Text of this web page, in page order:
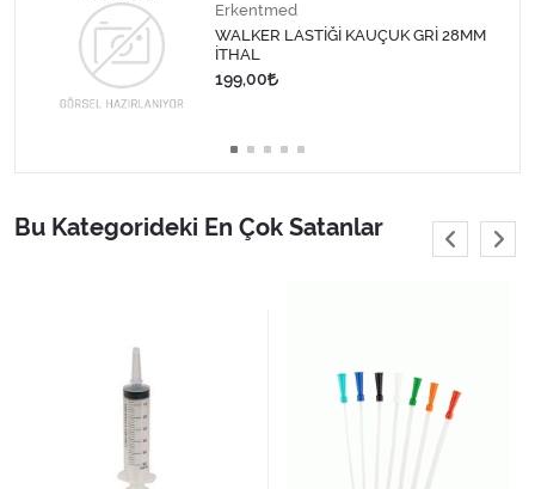
Erkentmed
WALKER LASTİĞİ KAUÇUK GRİ 28MM
İTHAL
199,00
Bu Kategorideki En Çok Satanlar